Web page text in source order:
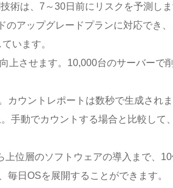
術は、7～30日前にリスクを予測しま
アップグレードプランに対応でき
います。
上させます。10,000台のサーバーで
ウントレポートは数秒で生成され
手動でカウントする場合と比較して
位層のソフトウェアの導入まで、
日OSを展開することができます。